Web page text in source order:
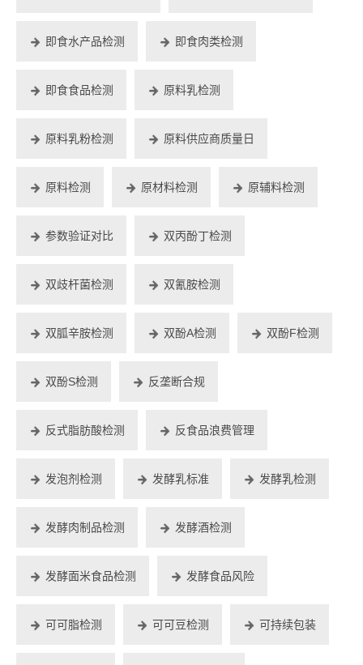
即食水产品检测 即食肉类检测
即食食品检测 原料乳检测
原料乳粉检测 原料供应商质量日
原料检测 原材料检测 原辅料检测
参数验证对比 双丙酚丁检测
双歧杆菌检测 双氰胺检测
双胍辛胺检测 双酚A检测 双酚F检测
双酚S检测 反垄断合规
反式脂肪酸检测 反食品浪费管理
发泡剂检测 发酵乳标准 发酵乳检测
发酵肉制品检测 发酵酒检测
发酵面米食品检测 发酵食品风险
可可脂检测 可可豆检测 可持续包装